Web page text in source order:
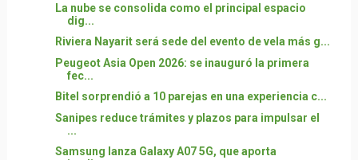
La nube se consolida como el principal espacio
dig...
Riviera Nayarit será sede del evento de vela más g...
Peugeot Asia Open 2026: se inauguró la primera
fec...
Bitel sorprendió a 10 parejas en una experiencia c...
Sanipes reduce trámites y plazos para impulsar el
...
Samsung lanza Galaxy A07 5G, que aporta